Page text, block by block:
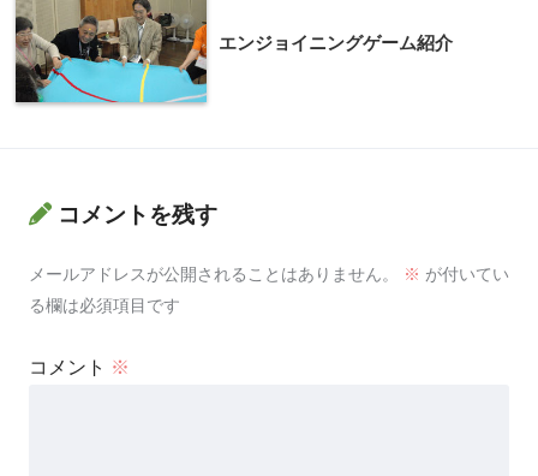
エンジョイニングゲーム紹介
コメントを残す
メールアドレスが公開されることはありません。 ※ が付いてい
る欄は必須項目です
コメント ※